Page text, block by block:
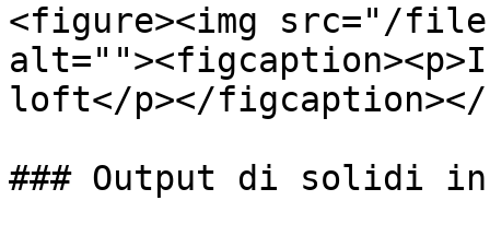
<figure><img src="/files/
loft</p></
### Output di solidi